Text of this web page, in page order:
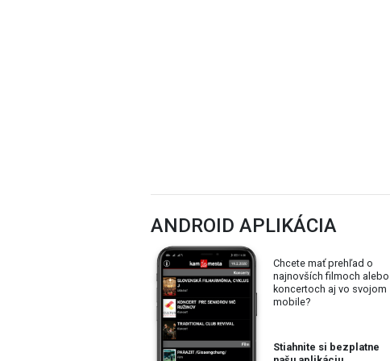
ANDROID APLIKÁCIA
Chcete mať prehľad o
najnovších filmoch alebo
koncertoch aj vo svojom
mobile?
Stiahnite si bezplatne